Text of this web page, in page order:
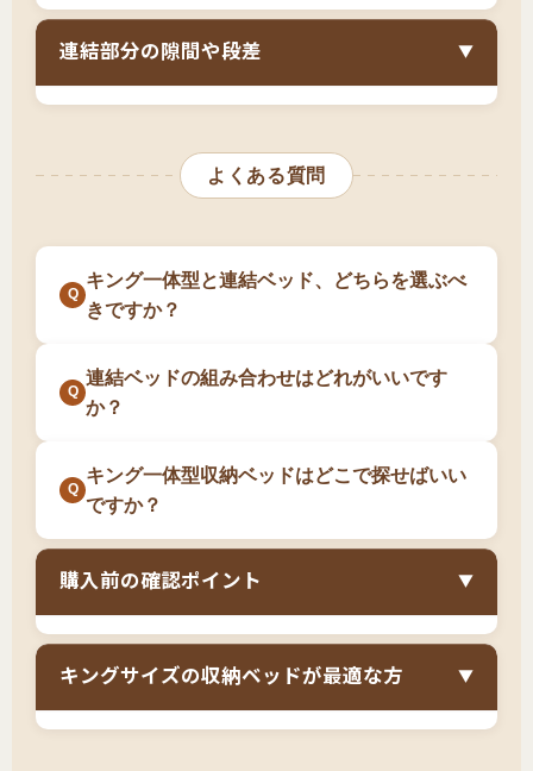
家族全員分の収納を寝室で完結させたい方
将来的に子供部屋でベッドを分割使用したい方
連結ベッドという選択肢を前向きに検討できる
搬入経路が狭く、一体型キングベッドが入らな
選択肢が豊富な方がいい方
ただし、正直に申し上げると、
う製品が見つかる保証はありません。より現実
的な選択肢として、シングル×2台（合計
連結収納ベッドをおすすめします。連結なら選
択肢が豊富で、将来の柔軟性もあり、搬入も簡
単です。
れや廃盤のリスクも大きく、購入を検討してい
ング一体型にこだわると、妥協を強いられる可
キング一体型の収納ベッドは、梱包が極めて大
きく重量もあり、搬入と組立の難易度が非常に
数時間かかります。連結ベッドなら、シングル
やセミシングル単位で運べるため、搬入が格段
を利用しても、一体型キングの搬入は困難な場
合があります。
連結部分の隙間や段差 ▼
定しますが、使用中に若干のズレや隙間が生じ
があります。また、マットレスの厚み
を使用することで対策できますが、完全に一体
もいます。同じ製品のマットレスを揃えること
で段差を最小限に抑えられます。
よくある質問
キング一体型と連結ベッド、どちらを選ぶべ
きですか？
連結ベッドの組み合わせはどれがいいです
か？
キング一体型収納ベッドはどこで探せばいい
ですか？
購入前の確認ポイント ▼
キングサイズの収納ベッドが最適な方 ▼